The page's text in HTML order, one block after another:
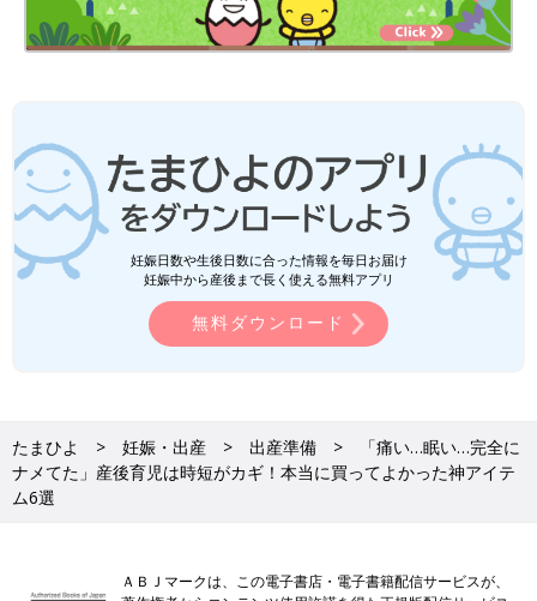
妊娠日数や生後日数に合った情報を毎日お届け
妊娠中から産後まで長く使える無料アプリ
無料ダウンロード
たまひよ 妊娠・出産 出産準備
「痛い…眠い…完全に
ナメてた」産後育児は時短がカギ！本当に買ってよかった神アイテ
ム6選
ＡＢＪマークは、この電子書店・電子書籍配信サービスが、